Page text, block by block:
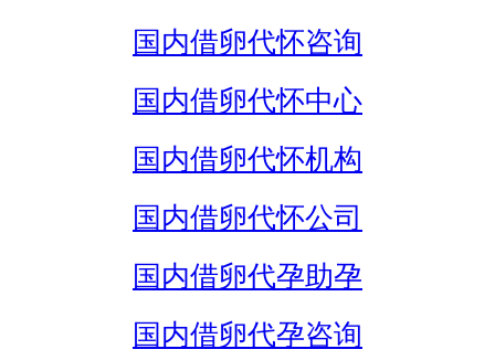
国内借卵代怀咨询
国内借卵代怀中心
国内借卵代怀机构
国内借卵代怀公司
国内借卵代孕助孕
国内借卵代孕咨询